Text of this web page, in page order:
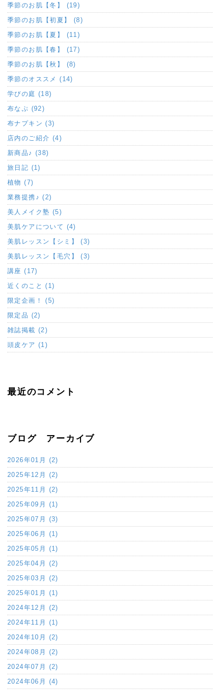
季節のお肌【冬】 (19)
季節のお肌【初夏】 (8)
季節のお肌【夏】 (11)
季節のお肌【春】 (17)
季節のお肌【秋】 (8)
季節のオススメ (14)
学びの庭 (18)
布なぷ (92)
布ナプキン (3)
店内のご紹介 (4)
新商品♪ (38)
旅日記 (1)
植物 (7)
業務提携♪ (2)
美人メイク塾 (5)
美肌ケアについて (4)
美肌レッスン【シミ】 (3)
美肌レッスン【毛穴】 (3)
講座 (17)
近くのこと (1)
限定企画！ (5)
限定品 (2)
雑誌掲載 (2)
頭皮ケア (1)
最近のコメント
ブログ アーカイブ
2026年01月 (2)
2025年12月 (2)
2025年11月 (2)
2025年09月 (1)
2025年07月 (3)
2025年06月 (1)
2025年05月 (1)
2025年04月 (2)
2025年03月 (2)
2025年01月 (1)
2024年12月 (2)
2024年11月 (1)
2024年10月 (2)
2024年08月 (2)
2024年07月 (2)
2024年06月 (4)